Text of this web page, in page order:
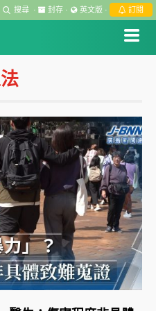
搜尋 · 封存 · 英文版 · 訂閱